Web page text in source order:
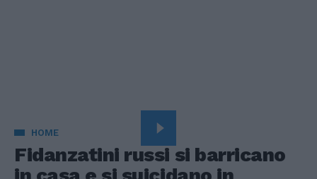
HOME
Fidanzatini russi si barricano